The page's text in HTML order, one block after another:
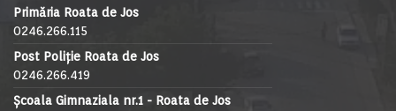
Primăria Roata de Jos
0246.266.115
Post Poliție Roata de Jos
0246.266.419
Școala Gimnaziala nr.1 - Roata de Jos